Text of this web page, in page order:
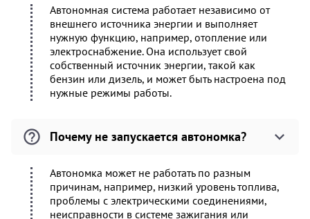
Автономная система работает независимо от
внешнего источника энергии и выполняет
нужную функцию, например, отопление или
электроснабжение. Она использует свой
собственный источник энергии, такой как
бензин или дизель, и может быть настроена под
нужные режимы работы.
Почему не запускается автономка?
Автономка может не работать по разным
причинам, например, низкий уровень топлива,
проблемы с электрическими соединениями,
неисправности в системе зажигания или